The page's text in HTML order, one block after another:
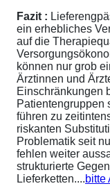
Fazit :
ein erhebliches
auf die
können nur grob
Ärztinnen und
Einschränkungen
Patientengruppen
führen zu
riskanten
Problematik seit
fehlen weiter
strukturierte
Lieferketten....bitte